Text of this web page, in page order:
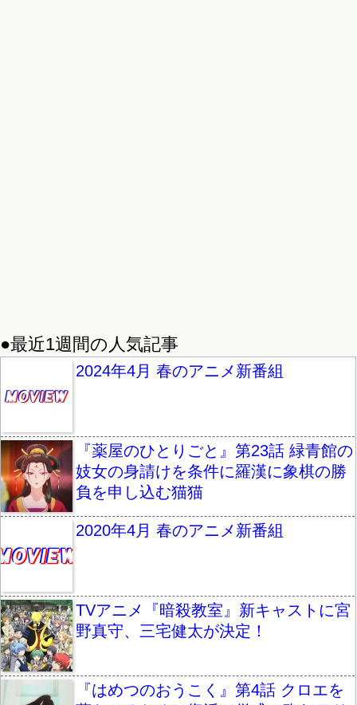
●最近1週間の人気記事
2024年4月 春のアニメ新番組
『薬屋のひとりごと』第23話 緑青館の
妓女の身請けを条件に羅漢に象棋の勝
負を申し込む猫猫
2020年4月 春のアニメ新番組
TVアニメ『暗殺教室』新キャストに宮
野真守、三宅健太が決定！
『はめつのおうこく』第4話 クロエを